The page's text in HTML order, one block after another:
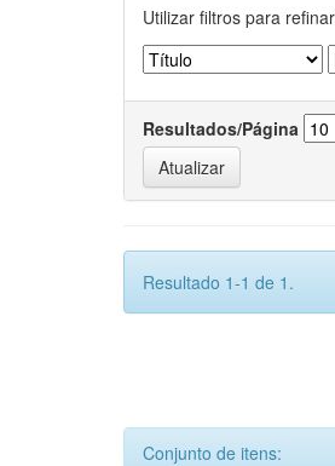
Utilizar filtros para
Resultados/Página
Resultado 1-1 de 1.
Conjunto de itens: